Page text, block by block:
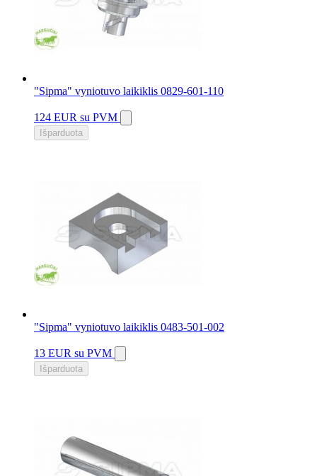
"Sipma" vyniotuvo laikiklis 0829-601-110
124 EUR su PVM
Išparduota
"Sipma" vyniotuvo laikiklis 0483-501-002
13 EUR su PVM
Išparduota